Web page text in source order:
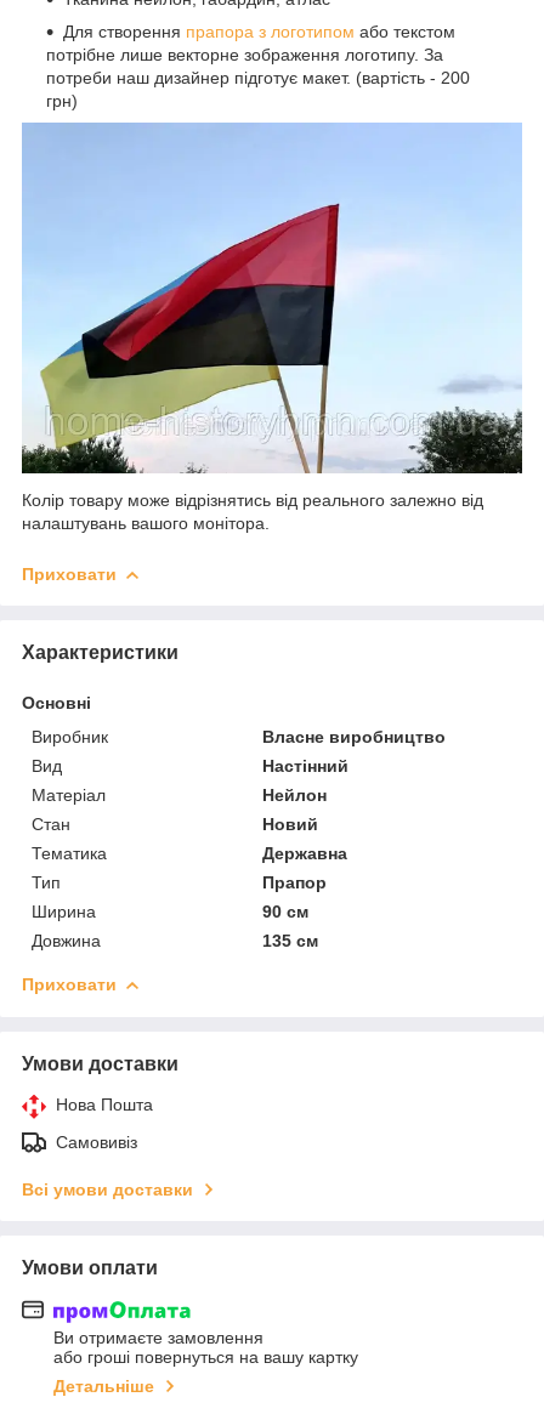
Для створення прапора з логотипом або текстом
потрібне лише векторне зображення логотипу. За
потреби наш дизайнер підготує макет. (вартість - 200
грн)
Колір товару може відрізнятись від реального залежно від
налаштувань вашого монітора.
Приховати
Характеристики
Основні
Виробник
Власне виробництво
Вид
Настінний
Матеріал
Нейлон
Стан
Новий
Тематика
Державна
Тип
Прапор
Ширина
90 см
Довжина
135 см
Приховати
Умови доставки
Нова Пошта
Самовивіз
Всі умови доставки
Умови оплати
Ви отримаєте замовлення
або гроші повернуться на вашу картку
Детальніше